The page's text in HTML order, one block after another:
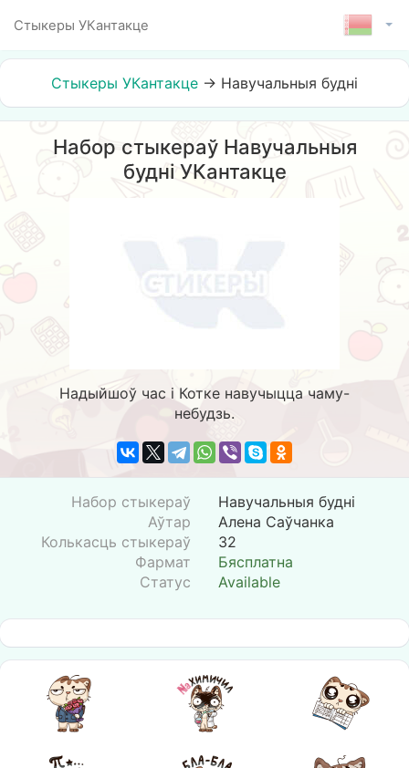
Стыкеры УКантакце
Стыкеры УКантакце → Навучальныя будні
Набор стыкераў Навучальныя
будні УКантакце
Надыйшоў час і Котке навучыцца чаму-
небудзь.
Набор стыкераў
Навучальныя будні
Аўтар
Алена Саўчанка
Колькасць стыкераў
32
Фармат
Бясплатна
Статус
Available